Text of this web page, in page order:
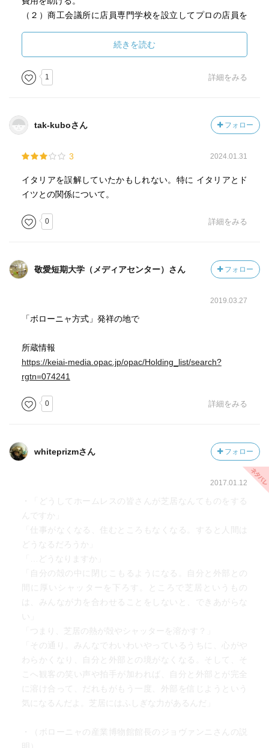
（２）商工会議所に店員専門学校を設立してプロの店員を
（３）商店街の内部を改造して、学生や老夫婦の住居にす
る。
（４）中心市街地に映画館や劇場を増やすことによって、
賑わいを創出し、街中の消費を促す。
続きを読む
1 詳細をみる
tak-kuboさん フォロー
3 2024.01.31
イタリアを誤解していたかもしれない。特に イタリアとド
イツとの関係について。
0 詳細をみる
敬愛短期大学（メディアセンター）さん フォロー
2019.03.27
「ボローニャ方式」発祥の地で
所蔵情報
https://keiai-media.opac.jp/opac/Holding_list/search?
rgtn=074241
0 詳細をみる
whiteprizmさん フォロー
2017.01.12
・「どうしてホームレスの皆さんが芝居なんてものをする
んですか」
「仕事がなくなる、住むところもなくなる。すると人間は
どうなるだろうか」
「…どうなりますか」
「自分の殻の中に閉じこもるようになる。自分と外部との
間に厚いシャッターを下ろす。ところで芝居というもの
は、みんなが力を合わせることをしないと、できあがらな
い」
「つまり、芝居の熱が殻やシャッターを溶かす？」
「その通り。みんなでわいわいやっているうちに、心がや
わらかくなり、自分と外部との境がなくなる。そして、そ
こへ観客の笑い声や拍手が加われば、自分と外部とが完全
に溶け合って、だれもがもう一度、外部を信じようという
気になるんだよ。芝居にはふしぎな力があるんだ」
・（ボローニャの産業博物館館長のジョヴァンニさんの説